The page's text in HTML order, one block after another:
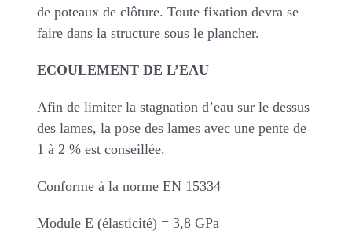
de poteaux de clôture. Toute fixation devra se
faire dans la structure sous le plancher.
ECOULEMENT DE L’EAU
Afin de limiter la stagnation d’eau sur le dessus
des lames, la pose des lames avec une pente de
1 à 2 % est conseillée.
Conforme à la norme EN 15334
Module E (élasticité) = 3,8 GPa